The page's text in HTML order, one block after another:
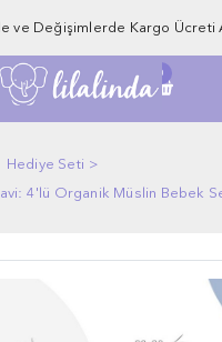
ve Değişimlerde Kargo Ücreti
0
Hediye Seti
4'lü Organik Müslin Bebek